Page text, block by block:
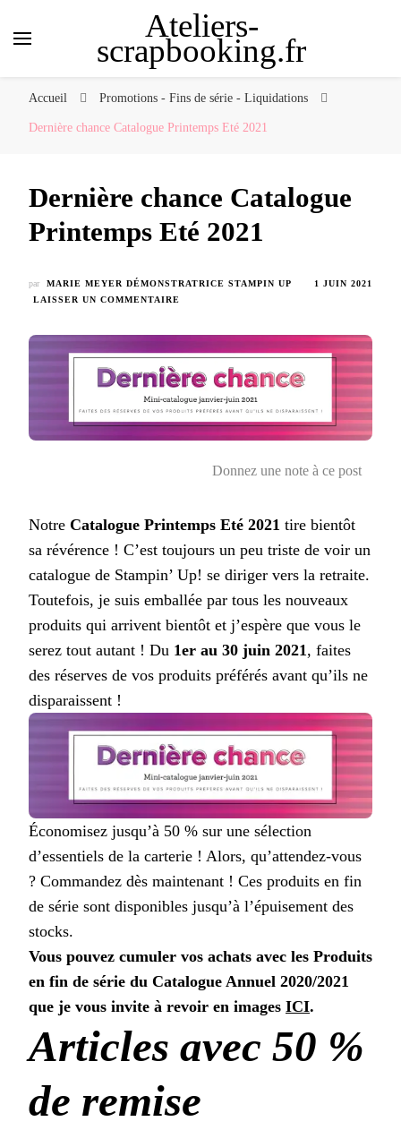
Ateliers-
scrapbooking.fr
Accueil Promotions - Fins de série - Liquidations
Dernière chance Catalogue Printemps Eté 2021
Dernière chance Catalogue
Printemps Eté 2021
par MARIE MEYER DÉMONSTRATRICE STAMPIN UP
1 JUIN 2021
LAISSER UN COMMENTAIRE
ETÉ
2021
Donnez une note à ce post
Notre Catalogue Printemps Eté 2021 tire bientôt
sa révérence ! C’est toujours un peu triste de voir un
catalogue de Stampin’ Up! se diriger vers la retraite.
Toutefois, je suis emballée par tous les nouveaux
produits qui arrivent bientôt et j’espère que vous le
serez tout autant ! Du 1er au 30 juin 2021, faites
des réserves de vos produits préférés avant qu’ils ne
disparaissent !
Économisez jusqu’à 50 % sur une sélection
d’essentiels de la carterie ! Alors, qu’attendez-vous
? Commandez dès maintenant ! Ces produits en fin
de série sont disponibles jusqu’à l’épuisement des
stocks.
Vous pouvez cumuler vos achats avec les Produits
en fin de série du Catalogue Annuel 2020/2021
que je vous invite à revoir en images ICI.
Articles avec 50 %
de remise